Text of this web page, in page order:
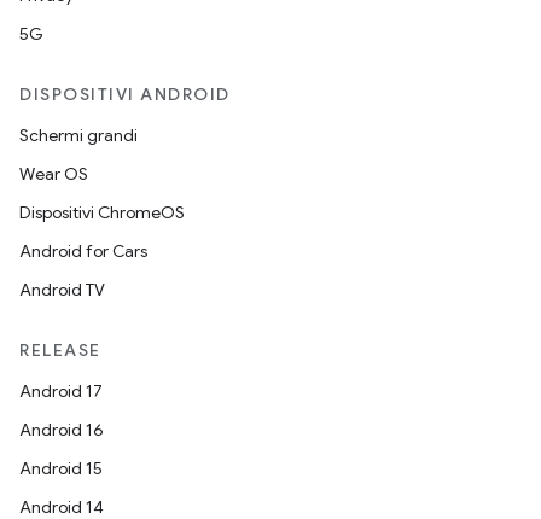
5G
DISPOSITIVI ANDROID
Schermi grandi
Wear OS
Dispositivi ChromeOS
Android for Cars
Android TV
RELEASE
Android 17
Android 16
Android 15
Android 14